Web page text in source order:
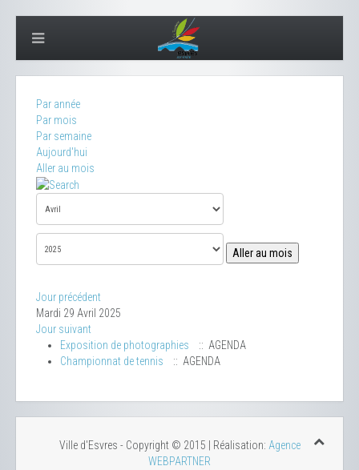
Par année
Par mois
Par semaine
Aujourd'hui
Aller au mois
Aller au mois
Jour précédent
Mardi 29 Avril 2025
Jour suivant
Exposition de photographies
:: AGENDA
Championnat de tennis
:: AGENDA
Ville d'Esvres - Copyright © 2015 | Réalisation: Agence
WEBPARTNER